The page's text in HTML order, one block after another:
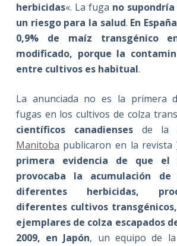
herbicidas«. La fuga no
un riesgo para la salud. En
0,9% de maíz transgénico
modificado, porque la
entre cultivos es habitual.
La anunciada no es la primera
fugas en los cultivos de colza
científicos canadiensesde la
Manitoba publicaron en la revista
primera evidencia de que el
provocaba la acumulación de
diferentes herbicidas,
diferentes cultivos
ejemplares de colza escapados
2009, en Japón, un equipo de la